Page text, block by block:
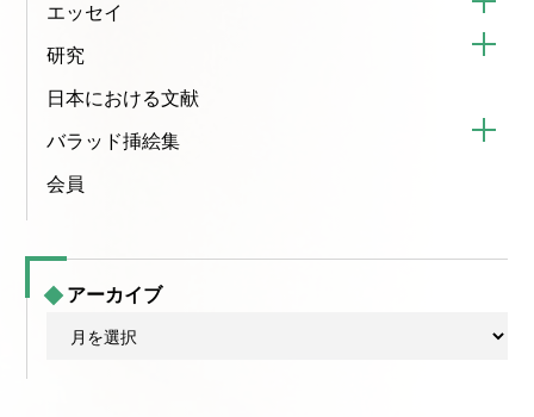
エッセイ
研究
日本における文献
バラッド挿絵集
会員
アーカイブ